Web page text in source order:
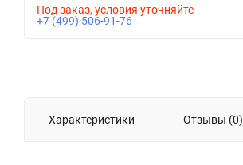
Под заказ, условия уточняйте
+7 (499) 506-91-76
Характеристики Отзывы (0)